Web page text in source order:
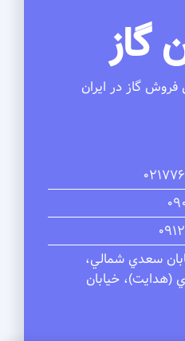
گاز
گاز در ایران
سعدي شمالي،
(هدايت)، خيابان